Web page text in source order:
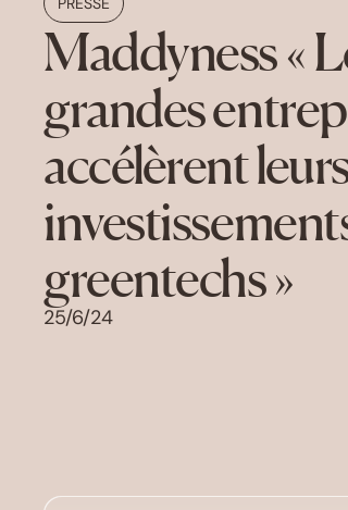
Maddyness «
grandes
accélèrent
greentechs »
25/6/24